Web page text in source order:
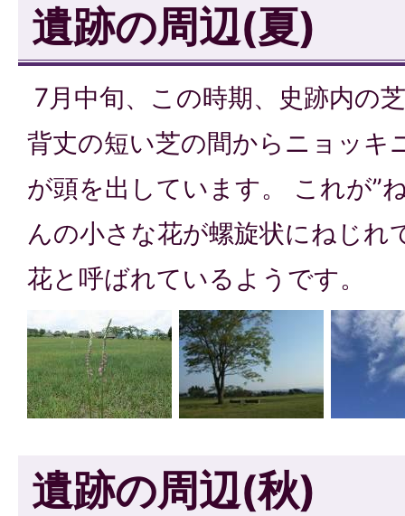
遺跡の周辺(夏)
7月中旬、この時期、史跡内の
背丈の短い芝の間からニョッキ
が頭を出しています。 これが”
んの小さな花が螺旋状にねじれ
花と呼ばれているようです。
遺跡の周辺(秋)